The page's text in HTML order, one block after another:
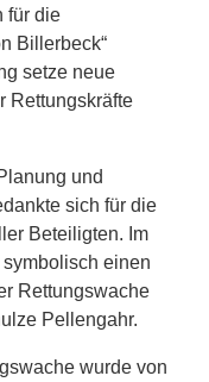
für die
Billerbeck“
setze neue
Rettungskräfte
und
sich für die
Beteiligten. Im
einen
Rettungswache
Pellengahr.
wurde von